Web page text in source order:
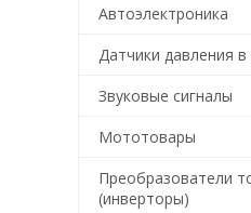
Автоэлектроника
Датчики давления
Звуковые сигналы
Мототовары
Преобразователи
(инверторы)